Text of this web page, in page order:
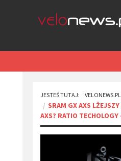
JESTEŚ TUTAJ: VELONEWS.PL
​SRAM GX AXS
AXS? RATIO